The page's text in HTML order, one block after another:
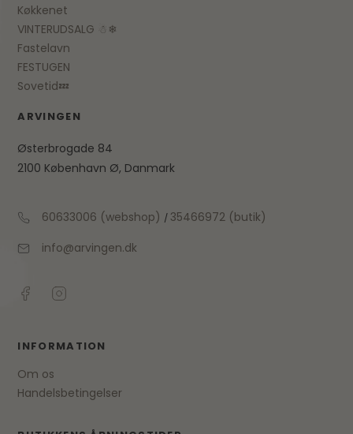
Køkkenet
VINTERUDSALG ☃❄
Fastelavn
FESTUGEN
Sovetid💤
ARVINGEN
Østerbrogade 84
2100 København Ø, Danmark
60633006 (webshop) / 35466972 (butik)
info@arvingen.dk
INFORMATION
Om os
Handelsbetingelser